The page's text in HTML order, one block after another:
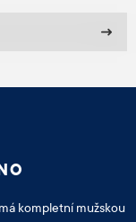
kompletní mužskou